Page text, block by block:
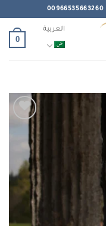
العربية
0
Add to
wishlist